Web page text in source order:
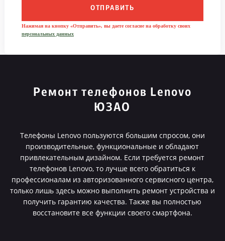
ОТПРАВИТЬ
Нажимая на кнопку «Отправить», вы даете согласие на обработку своих
персональных данных
Ремонт телефонов Lenovo
ЮЗАО
Телефоны Lenovo пользуются большим спросом, они
производительные, функциональные и обладают
привлекательным дизайном. Если требуется ремонт
телефонов Lenovo, то лучше всего обратиться к
профессионалам из авторизованного сервисного центра,
только лишь здесь можно выполнить ремонт устройства и
получить гарантию качества. Также вы полностью
восстановите все функции своего смартфона.